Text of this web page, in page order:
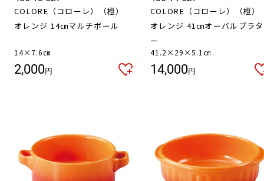
COLORE（コローレ）（橙）
オレンジ 14㎝マルチボール
14×7.6㎝
2,000円
COLORE（コローレ）（橙）
オレンジ 41㎝オーバルプラタ
ー
41.2×29×5.1㎝
14,000円